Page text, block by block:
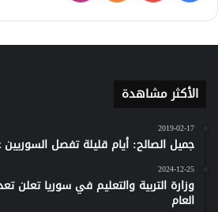
كلاود
الأكثر مشاهدة
2019-02-17
جميل الصالح: أيام قليلة تفصل
2024-12-25
وزارة التربية والتعليم في سوريا تعلن
العام